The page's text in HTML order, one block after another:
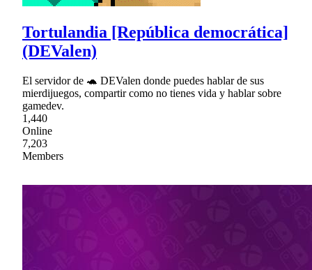
Tortulandia [República democrática]
(DEValen)
El servidor de 🐢 DEValen donde puedes hablar de sus
mierdijuegos, compartir como no tienes vida y hablar sobre
gamedev.
1,440
Online
7,203
Members